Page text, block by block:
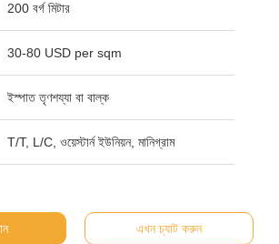
200 বর্গ মিটার
30-80 USD per sqm
ইস্পাত তৃণশয্যা বা বাল্ক
T/T, L/C, ওয়েস্টার্ন ইউনিয়ন, মানিগ্রাম
এখন চ্যাট করুন